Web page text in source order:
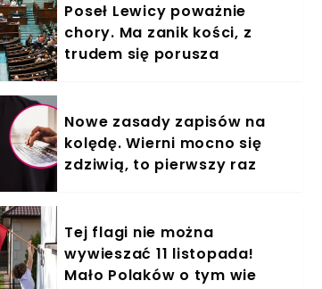
Poseł Lewicy poważnie
chory. Ma zanik kości, z
trudem się porusza
Nowe zasady zapisów na
kolędę. Wierni mocno się
zdziwią, to pierwszy raz
Tej flagi nie można
wywieszać 11 listopada!
Mało Polaków o tym wie